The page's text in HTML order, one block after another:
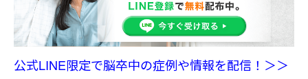
公式LINE限定で脳卒中の症例や情報を配信！＞＞